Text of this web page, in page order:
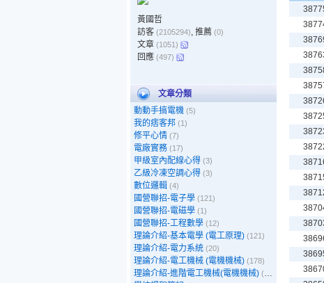
黃國哲
訪客 (2105294), 推薦 (0)
文章 (1051)
回應 (497)
文章分類
動動手搞電機 (5)
我的痞客邦 (1)
修平心情 (7)
電廠實務 (17)
甲級室內配線心得 (3)
乙級冷凍空調心得 (3)
數位邏輯 (4)
國營聯招-電子學 (121)
國營聯招-電磁學 (1)
國營聯招-工程數學 (12)
理論介紹-基本電學 (電工原理) (121)
理論介紹-電力系統 (20)
理論介紹-電工機械 (電機機械) (178)
理論介紹-進階電工機械(電機機械) (39)